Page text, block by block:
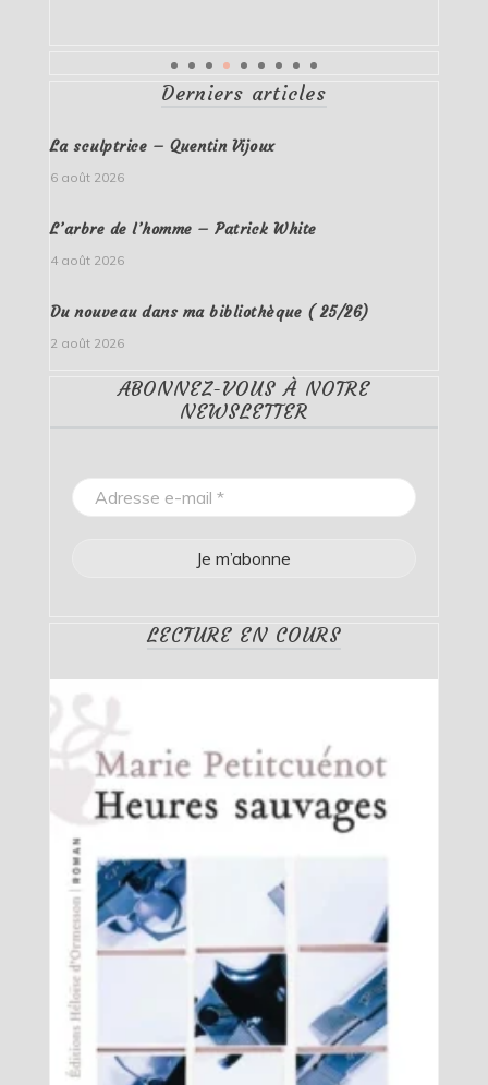
Derniers articles
La sculptrice – Quentin Vijoux
6 août 2026
L’arbre de l’homme – Patrick White
4 août 2026
Du nouveau dans ma bibliothèque ( 25/26)
2 août 2026
ABONNEZ-VOUS À NOTRE
NEWSLETTER
LECTURE EN COURS